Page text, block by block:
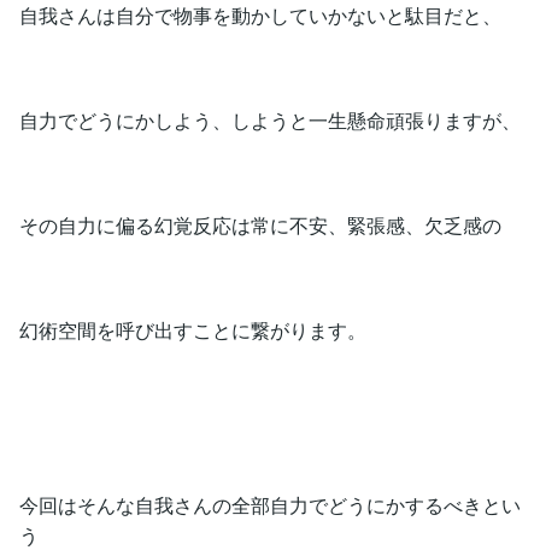
自我さんは自分で物事を動かしていかないと駄目だと、
自力でどうにかしよう、しようと一生懸命頑張りますが、
その自力に偏る幻覚反応は常に不安、緊張感、欠乏感の
幻術空間を呼び出すことに繋がります。
今回はそんな自我さんの全部自力でどうにかするべきとい
う